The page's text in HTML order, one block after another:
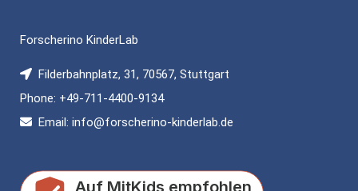
Forscherino KinderLab
Filderbahnplatz, 31, 70567, Stuttgart
Phone: +49-711-4400-9134
Email: info@forscherino-kinderlab.de